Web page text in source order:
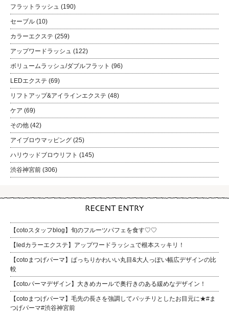
フラットラッシュ (190)
セーブル (10)
カラーエクステ (259)
アップワードラッシュ (122)
ボリュームラッシュ/ダブルフラット (96)
LEDエクステ (69)
リフトアップ&アイラインエクステ (48)
ケア (69)
その他 (42)
アイブロウマッピング (25)
ハリウッドブロウリフト (145)
渋谷神宮前 (306)
【cotoスタッフblog】旬のフルーツパフェを食す♡♡
【ledカラーエクステ】アップワードラッシュで根本スッキリ！
【cotoまつげパーマ】ぱっちりかわいい丸目&大人っぽい幅広デザインの比
較
【cotoパーマデザイン】大きめカールで奥行きのある緩めなデザイン！
【cotoまつげパーマ】毛先の長さを強調してパッチリとしたお目元に★#ま
つげパーマ#渋谷神宮前